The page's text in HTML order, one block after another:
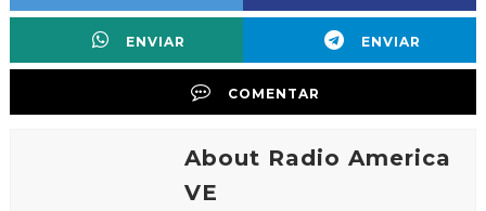
ENVIAR ENVIAR
COMENTAR
About Radio America
VE